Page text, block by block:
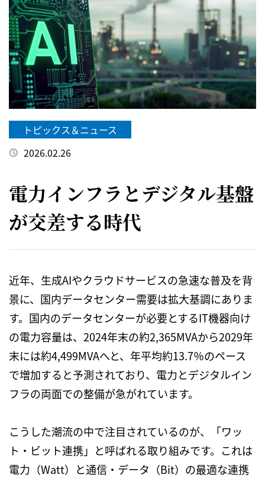
トピックス＆ニュース
2026.02.26
電力インフラとデジタル基盤
が交差する時代
近年、生成AIやクラウドサービスの急速な普及を背
景に、国内データセンター需要は拡大基調にありま
す。国内のデータセンターが必要とするIT機器向け
の電力容量は、 2024年末の約2,365MVAから2029年
末には約4,499MVAへと、年平均約13.7％のペース
で増加すると予測されており、電力とデジタルイン
フラの両面での整備が急がれています。
こうした潮流の中で注目されているのが、「ワッ
ト・ビット連携」と呼ばれる取り組みです。これは
電力（Watt）と通信・データ（Bit）の最適な連携